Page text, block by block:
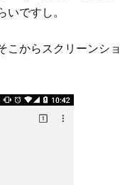
いですし。
こからスクリーンショ